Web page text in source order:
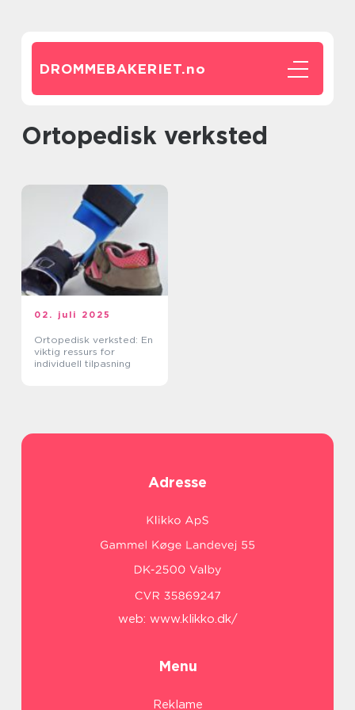
DROMMEBAKERIET.no
Ortopedisk verksted
02. juli 2025
Ortopedisk verksted: En
viktig ressurs for
individuell tilpasning
Adresse
web: www.klikko.dk/
Menu
Reklame